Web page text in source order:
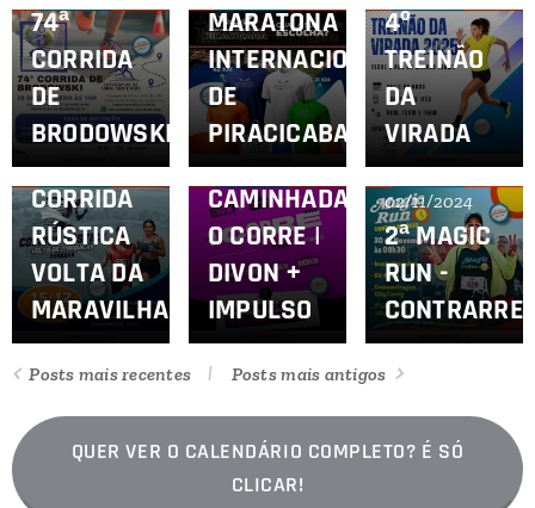
74ª
CORRIDA
DE
BRODOWSKI
MARATONA
INTERNACIONAL
DE
PIRACICABA
4º
TREINÃO
DA
VIRADA
13/11/2024
2ª
CORRIDA
RÚSTICA
VOLTA DA
MARAVILHA
05/11/2024
1ª
CORRIDA
E
CAMINHADA
O CORRE |
DIVON +
IMPULSO
02/11/2024
2ª MAGIC
RUN -
Posts mais recentes Posts mais antigos
QUER VER O CALENDÁRIO COMPLETO? É SÓ
CLICAR!